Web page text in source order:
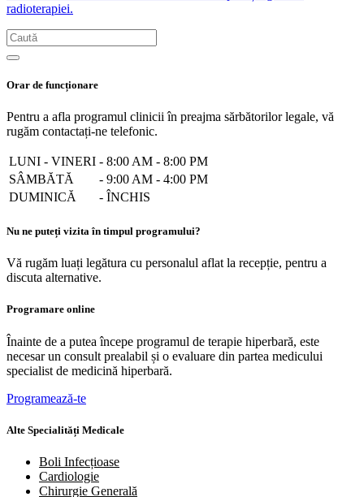
radioterapiei.
Orar de funcționare
Pentru a afla programul clinicii în preajma sărbătorilor legale, vă
rugăm contactați-ne telefonic.
LUNI - VINERI - 8:00 AM - 8:00 PM
SÂMBĂTĂ
- 9:00 AM - 4:00 PM
DUMINICĂ
- ÎNCHIS
Nu ne puteți vizita în timpul programului?
Vă rugăm luați legătura cu personalul aflat la recepție, pentru a
discuta alternative.
Programare online
Înainte de a putea începe programul de terapie hiperbară, este
necesar un consult prealabil și o evaluare din partea medicului
specialist de medicină hiperbară.
Programează-te
Alte Specialități Medicale
Boli Infecțioase
Cardiologie
Chirurgie Generală